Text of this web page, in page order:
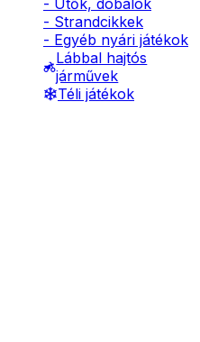
- Ütők, dobálók
- Strandcikkek
- Egyéb nyári játékok
Lábbal hajtós
járművek
Téli játékok